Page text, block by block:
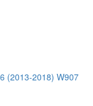
(2013-2018) W907